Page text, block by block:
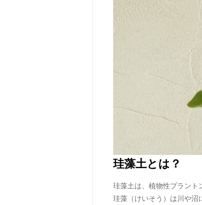
珪藻土とは？
珪藻土は、植物性プラント
珪藻（けいそう）は川や沼